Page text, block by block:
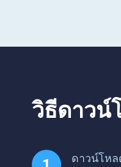
วิธีดาวน์
ดาวน์โหล